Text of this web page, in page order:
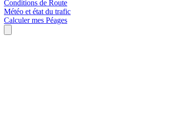
Conditions de Route
Météo et état du trafic
Calculer mes Péages